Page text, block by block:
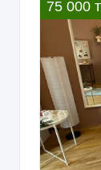
10/02/
75 000